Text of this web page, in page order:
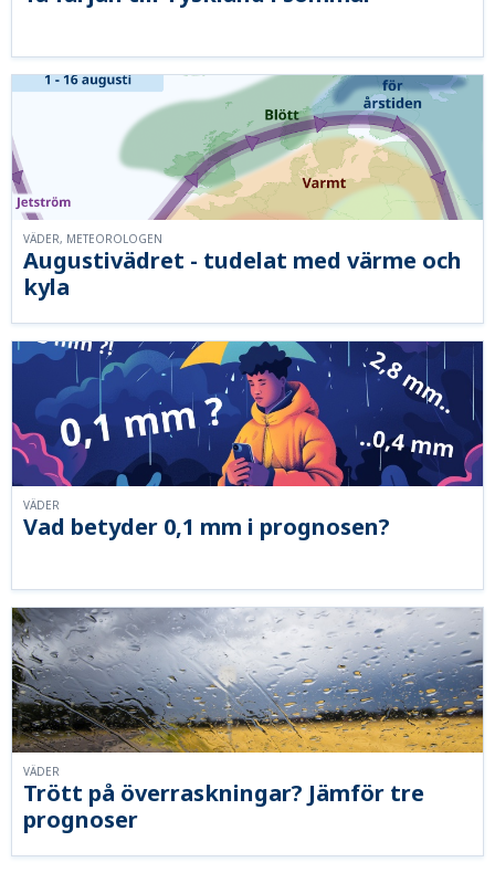
Augustivädret - tudelat med värme och
kyla
VÄDER, METEOROLOGEN
Vad betyder 0,1 mm i prognosen?
VÄDER
Trött på överraskningar? Jämför tre
prognoser
VÄDER